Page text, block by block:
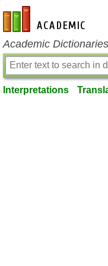
en-academic.com
Academic
Interpretations